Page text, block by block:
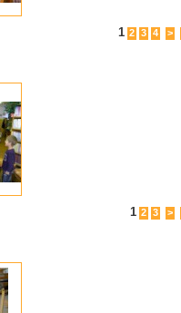
1 2 3 4 >
1 2 3 >